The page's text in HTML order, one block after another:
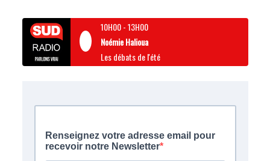
10H00-13H00
Noémie Halioua
Les débats de l'été